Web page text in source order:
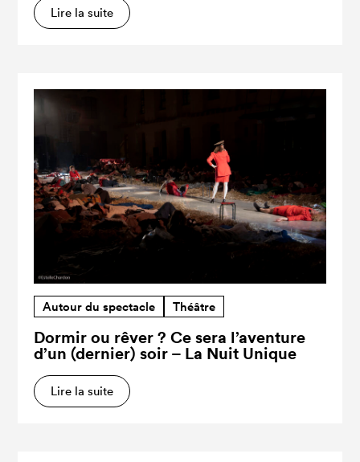
Lire la suite
Autour du spectacle Théâtre
Dormir ou rêver ? Ce sera l’aventure
d’un (dernier) soir – La Nuit Unique
Lire la suite